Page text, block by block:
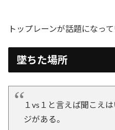
トップレーンが話題になって
墜ちた場所
１vs１と言えば聞こえ
ジがある。